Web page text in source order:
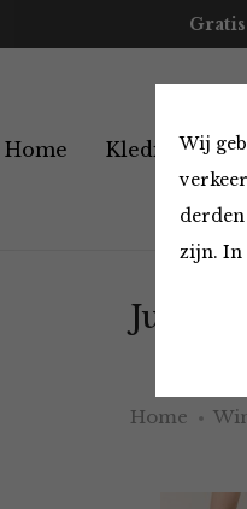
Wij
zijn. In
Home Kleding
Jurken
Home